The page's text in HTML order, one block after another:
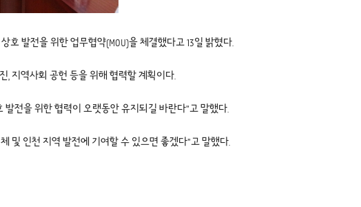
발전을 위한 업무협약(MOU)을 체결했다고 13일 밝혔다.
, 지역사회 공헌 등을 위해 협력할 계획이다.
전을 위한 협력이 오랫동안 유지되길 바란다”고 말했다.
및 인천 지역 발전에 기여할 수 있으면 좋겠다”고 말했다.